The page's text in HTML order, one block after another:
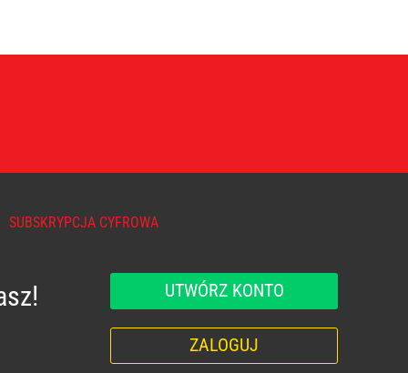
SUBSKRYPCJA CYFROWA
UTWÓRZ KONTO
ZALOGUJ